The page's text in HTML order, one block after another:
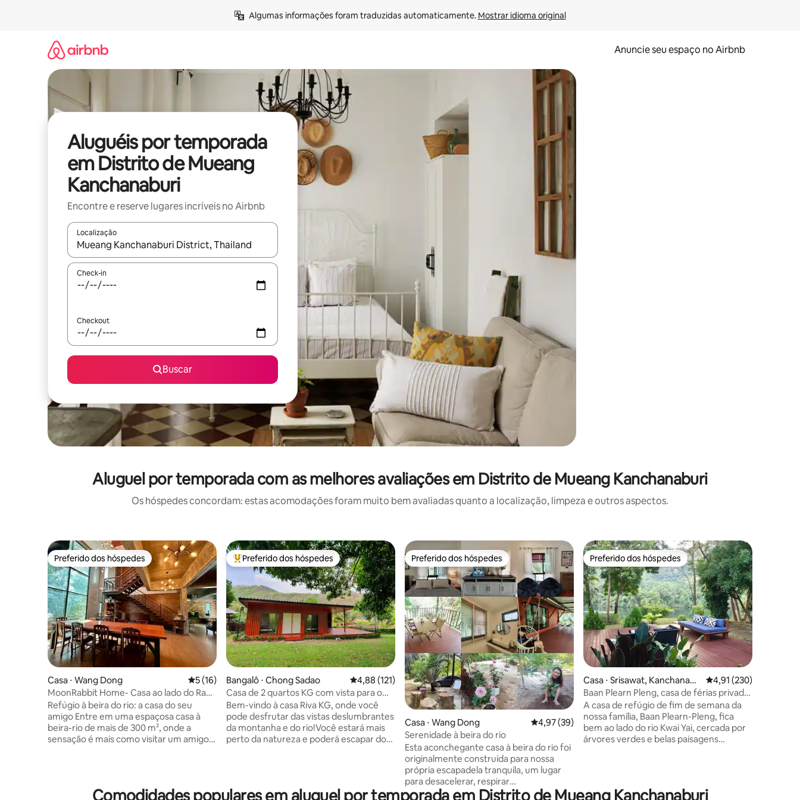
Algumas informações foram traduzidas automaticamente. Mostrar idioma original
Anuncie seu espaço no Airbnb
Aluguéis por temporada
em Distrito de Mueang
Kanchanaburi
Encontre e reserve lugares incríveis no Airbnb
Localização
Quando os resultados estiverem disponíveis, explore-os usando as seta para cima e para baixo do teclado ou tocando e deslizando o dedo na tela.
Check-in
Checkout
Buscar
Aluguel por temporada com as melhores avaliações em Distrito de Mueang Kanchanaburi
Os hóspedes concordam: estas acomodações foram muito bem avaliadas quanto a localização, limpeza e outros aspectos.
Preferido dos hóspedes
Preferido dos hóspedes
Casa ⋅ Wang Dong 5 de uma avaliação média de 5, 16 avaliações
5 (16)
MoonRabbit Home- Casa ao lado do Ram
Riverside Retreats
Refúgio à beira do rio: a casa do seu
amigo Entre em uma espaçosa casa à
beira-rio de mais de 300 m², onde a
sensação é mais como visitar um amigo
desacelerar e se sentir em casa. Espaços
Entre os melhores preferidos dos hóspedes
Preferido dos hóspedes
Bangalô ⋅ Chong Sadao 4,88 de uma avaliação média de 5, 121 avaliações
4,88 (121)
Casa de 2 quartos KG com vista para o
jardim (perto de Erawan Falls)
Bem-vindo à casa Riva KG, onde você
pode desfrutar das vistas deslumbrantes
da montanha e do rio!Você estará mais
perto da natureza e poderá escapar do
600 metros da estrada principal, o que
Preferido dos hóspedes
Preferido dos hóspedes
Casa ⋅ Wang Dong 4,97 de uma avaliação média de 5, 39 avaliações
4,97 (39)
Serenidade à beira do rio
Esta aconchegante casa à beira do rio foi
originalmente construída para nossa
própria escapadela tranquila, um lugar
para desacelerar, respirar
profundamente e se reconectar com a
Preferido dos hóspedes
Preferido dos hóspedes
Casa ⋅ Srisawat, Kanchanabu
ri
4,91 de uma avaliação
4,91 (230)
Baan Plearn Pleng, casa de férias privada
à beira-mar
A casa de refúgio de fim de semana da
nossa família, Baan Plearn-Pleng, fica
bem ao lado do rio Kwai Yai, cercada por
árvores verdes e belas paisagens
Você pode desfrutar de natação e
Comodidades populares em aluguel por temporada em Distrito de Mueang Kanchanaburi